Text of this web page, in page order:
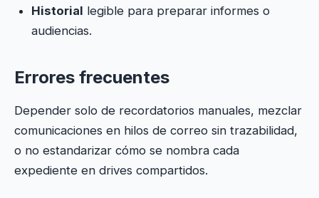
Historial legible para preparar informes o
audiencias.
Errores frecuentes
Depender solo de recordatorios manuales, mezclar
comunicaciones en hilos de correo sin trazabilidad,
o no estandarizar cómo se nombra cada
expediente en drives compartidos.